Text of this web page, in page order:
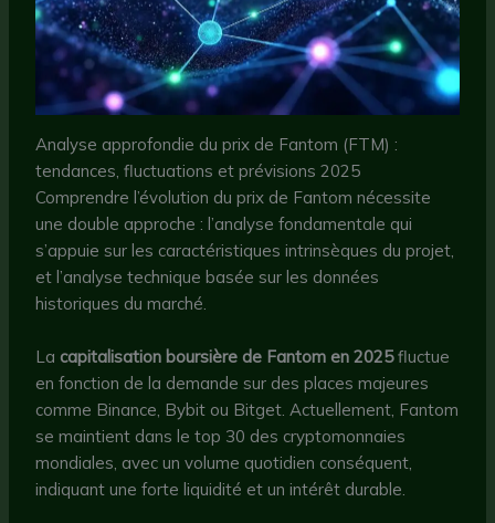
Analyse approfondie du prix de Fantom (FTM) :
tendances, fluctuations et prévisions 2025
Comprendre l’évolution du prix de Fantom nécessite
une double approche : l’analyse fondamentale qui
s’appuie sur les caractéristiques intrinsèques du projet,
et l’analyse technique basée sur les données
historiques du marché.
La capitalisation boursière de Fantom en 2025fluctue
en fonction de la demande sur des places majeures
comme Binance, Bybit ou Bitget. Actuellement, Fantom
se maintient dans le top 30 des cryptomonnaies
mondiales, avec un volume quotidien conséquent,
indiquant une forte liquidité et un intérêt durable.